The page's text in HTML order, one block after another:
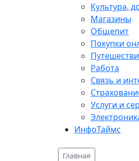
Культура,
Магазины
Общепит
Покупки
Работа
Связь и
Услуги и
ИнфоТаймс
Главная